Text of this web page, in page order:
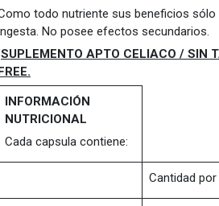
todo nutriente sus beneficios
No posee efectos secundarios.
SUPLEMENTO APTO CELIACO / SIN
FREE.
INFORMACIÓN
NUTRICIONAL
Cada capsula contiene:
Cantidad